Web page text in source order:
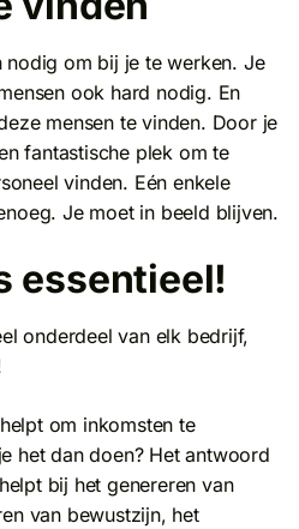
nodig om bij je te werken. Je
ook hard nodig. En
mensen te vinden. Door je
fantastische plek om te
vinden. Eén enkele
Je moet in beeld blijven.
essentieel!
onderdeel van elk bedrijf,
om inkomsten te
het dan doen? Het antwoord
bij het genereren van
van bewustzijn, het